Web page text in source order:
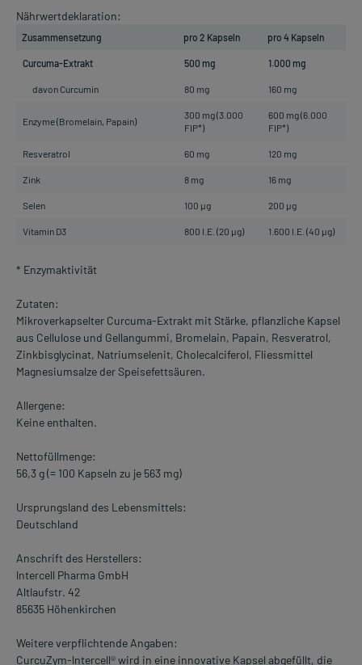
Nährwertdeklaration:
Zusammensetzung pro 2 Kapseln pro 4 Kapseln
Curcuma-Extrakt 500 mg 1.000 mg
davon Curcumin 80 mg 160 mg
Enzyme (Bromelain, Papain)
300 mg (3.000
FIP*)
600 mg (6.000
FIP*)
Resveratrol 60 mg 120 mg
Zink 8 mg 16 mg
Selen 100 µg 200 µg
Vitamin D3 800 I.E. (20 µg) 1.600 I.E. (40 µg)
* Enzymaktivität
Zutaten:
Mikroverkapselter Curcuma-Extrakt mit Stärke, pflanzliche Kapsel
aus Cellulose und Gellangummi, Bromelain, Papain, Resveratrol,
Zinkbisglycinat, Natriumselenit, Cholecalciferol, Fliessmittel
Magnesiumsalze der Speisefettsäuren.
Allergene:
Keine enthalten.
Nettofüllmenge:
56,3 g (= 100 Kapseln zu je 563 mg)
Ursprungsland des Lebensmittels:
Deutschland
Anschrift des Herstellers:
lntercell Pharma GmbH
Altlaufstr. 42
85635 Höhenkirchen
Weitere verpflichtende Angaben:
CurcuZym-lntercell® wird in eine innovative Kapsel abgefüllt, die